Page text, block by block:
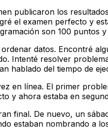
publicaron los
el examen perfecto y
son 100 puntos
datos. Encontré
Intenté resolver
hablado del tiempo de
en línea. El primer
y ahora estaba en
final. De nuevo, un
estaban nombrando a